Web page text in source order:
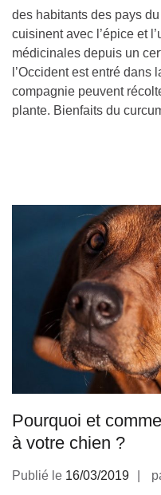
des habitants des pays
cuisinent avec l’épice et
médicinales depuis un
l’Occident est entré
compagnie peuvent
plante. Bienfaits du
Pourquoi et
à votre chien ?
Publié le 16/03/2019